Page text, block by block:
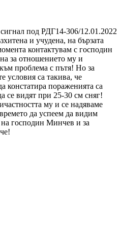
под РДГ14-306/12.01.2022
и учудена, на бързата
контактувам с господин
за отношението му и
проблема с пътя! Но за
условия са такива, че
констатира пораженията са
се видят при 25-30 см сняг!
му и се надяваме
да успеем да видим
господин Минчев и за